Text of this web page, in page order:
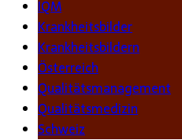
IQM
Krankheitsbilder
Krankheitsbildern
Österreich
Qualitätsmanagement
Qualitätsmedizin
Schweiz